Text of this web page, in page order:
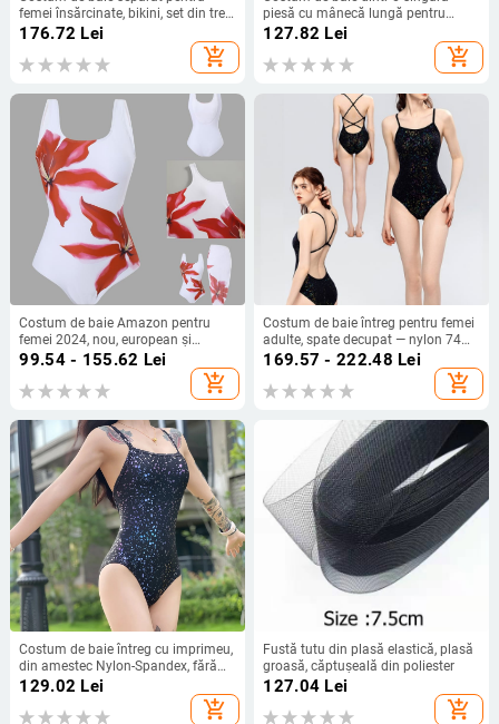
femei însărcinate, bikini, set din trei
piese, european și american, sexy,
lejer, fără spate, cu uscare rapidă,
comerț exterior transfrontalier
176.72 Lei
add_shopping_cart
piesă cu mânecă lungă pentru
femei, cu imprimare digitală 3D, în
culori gradient, pentru primăvara și
vara transfrontaliere din Europa și
127.82 Lei
add_shopping_cart
Costum de baie Amazon pentru
femei 2024, nou, european și
american, poziționare, imprimat,
sexy, rochie de plajă, bikini, spa,
costum de baie
99.54 - 155.62 Lei
add_shopping_cart
Costum de baie întreg pentru femei
adulte, spate decupat — nylon 74%,
fără burete la sân, fără suport din
169.57 - 222.48 Lei
add_shopping_cart
Costum de baie întreg cu imprimeu,
din amestec Nylon-Spandex, fără
bretele, fără mâneci, cu burete la
129.02 Lei
add_shopping_cart
Fustă tutu din plasă elastică, plasă
groasă, căptușeală din poliester
127.04 Lei
add_shopping_cart